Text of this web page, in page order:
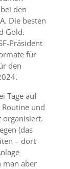
den
Die besten
Gold.
Präsident
für
den
Tage auf
Routine und
organisiert.
(das
– dort
man aber